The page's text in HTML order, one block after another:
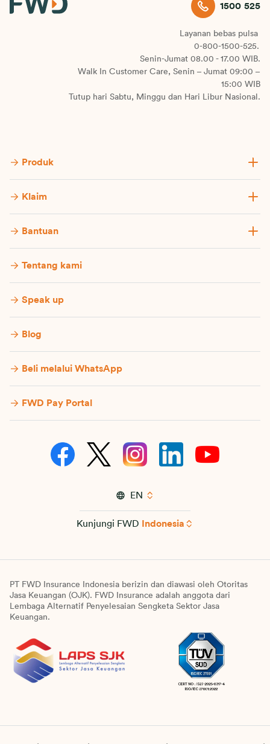
1500 525
Layanan bebas pulsa
0-800-1500-525.
Senin-Jumat 08.00 - 17.00 WIB.
Walk In Customer Care, Senin – Jumat 09:00 –
15:00 WIB
Tutup hari Sabtu, Minggu dan Hari Libur Nasional.
Produk
Klaim
Bantuan
Tentang kami
Speak up
Blog
Beli melalui WhatsApp
FWD Pay Portal
EN
Kunjungi FWD Indonesia
PT FWD Insurance Indonesia berizin dan diawasi oleh Otoritas
Jasa Keuangan (OJK). FWD Insurance adalah anggota dari
Lembaga Alternatif Penyelesaian Sengketa Sektor Jasa
Keuangan.